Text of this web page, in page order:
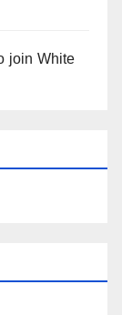
join White